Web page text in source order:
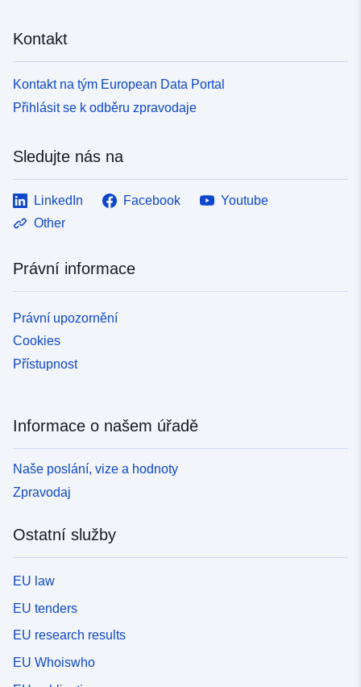
Kontakt
Kontakt na tým European Data Portal
Přihlásit se k odběru zpravodaje
Sledujte nás na
LinkedIn Facebook
Youtube
Other
Právní informace
Právní upozornění
Cookies
Přístupnost
Informace o našem úřadě
Naše poslání, vize a hodnoty
Zpravodaj
Ostatní služby
EU law
EU tenders
EU research results
EU Whoiswho